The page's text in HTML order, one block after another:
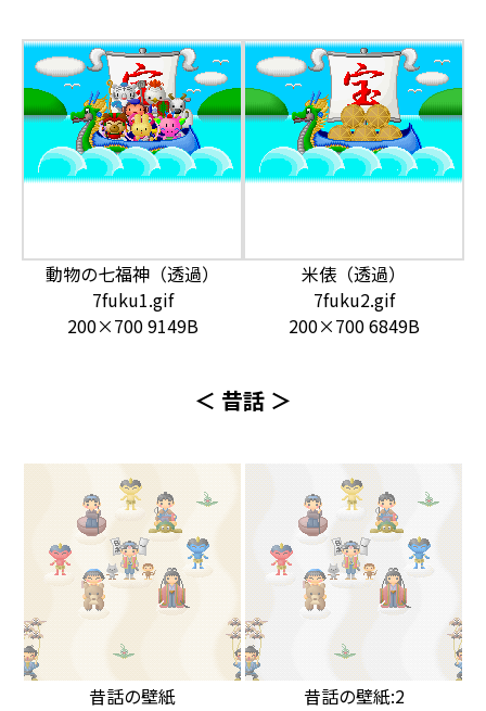
動物の七福神（透過）
7fuku1.gif
200×700 9149B
米俵（透過）
7fuku2.gif
200×700 6849B
＜ 昔話 ＞
昔話の壁紙
昔話の壁紙:2